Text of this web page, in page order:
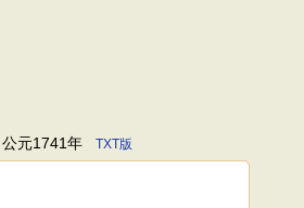
公元1741年 TXT版